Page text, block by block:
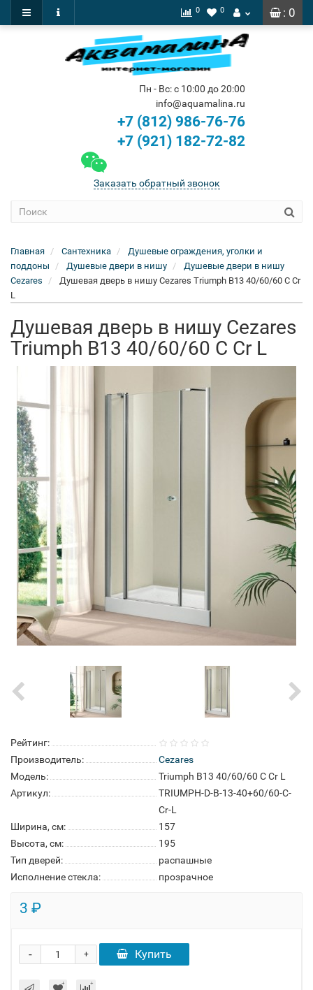
: 0
0 0
Пн - Вс: с 10:00 до 20:00
info@aquamalina.ru
+7 (812) 986-76-76
+7 (921) 182-72-82
Заказать обратный звонок
Главная Сантехника
Душевые ограждения, уголки и
поддоны
Душевые двери в нишу
Душевые двери в нишу
Cezares
Душевая дверь в нишу Cezares Triumph B13 40/60/60 C Cr
L
Душевая дверь в нишу Cezares
Triumph B13 40/60/60 C Cr L
Рейтинг:
Производитель:
Cezares
Модель:
Triumph B13 40/60/60 C Cr L
Артикул:
TRIUMPH-D-B-13-40+60/60-C-
Cr-L
Ширина, см:
157
Высота, см:
195
Тип дверей:
распашные
Исполнение стекла:
прозрачное
3 ₽
+
- Купить